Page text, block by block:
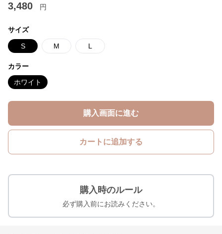
3,480 円
サイズ
S M L
カラー
ホワイト
購入画面に進む
カートに追加する
購入時のルール
必ず購入前にお読みください。